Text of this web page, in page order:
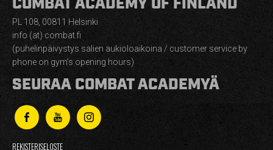
COMBAT ACADEMY OF FINLAND
PL 108, 00811 Helsinki
info (at) combat.fi
(puhelinpäivystys salien aukioloaikoina / customer service by
phone on gym’s opening hours)
SEURAA COMBAT ACADEMYÄ
REKISTERISELOSTE